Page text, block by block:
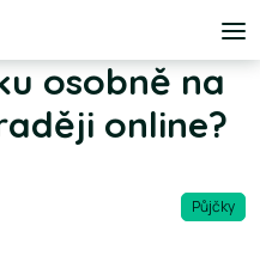
osobně na
online?
Půjčky